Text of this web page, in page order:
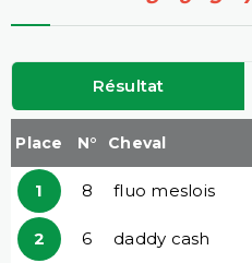
Résultat
Place N° Cheval
1 8 fluo meslois
2 6 daddy cash